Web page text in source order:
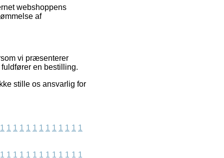
webshoppens
af
vi præsenterer
en bestilling.
stille os ansvarlig for
1 1 1 1 1 1 1 1 1 1 1 1 1
1 1 1 1 1 1 1 1 1 1 1 1 1